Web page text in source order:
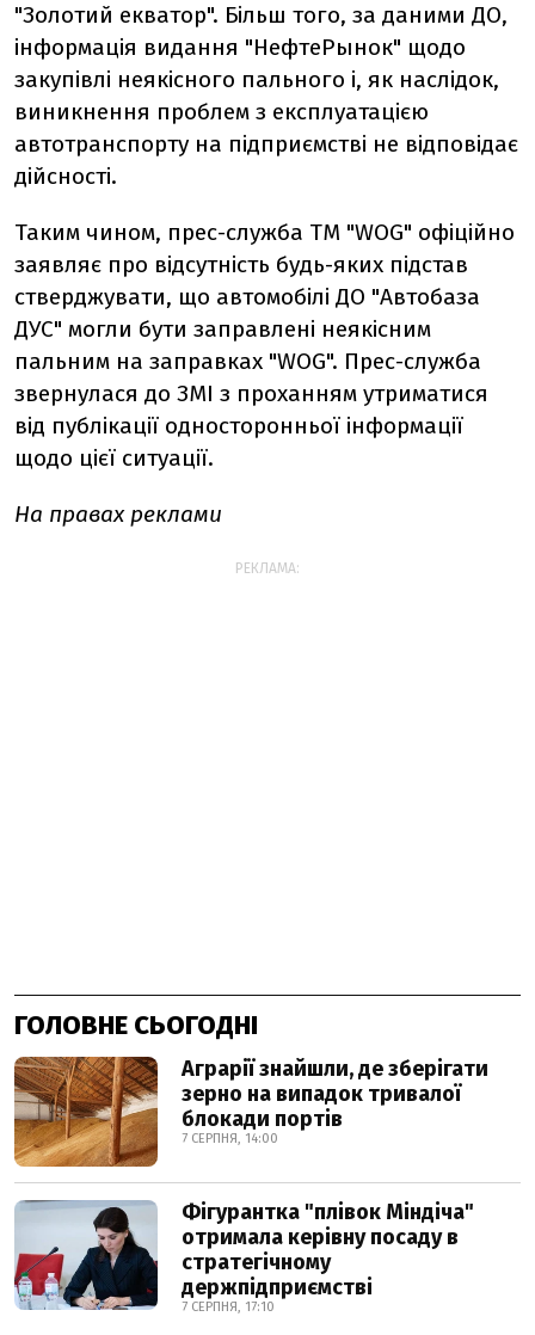
"Золотий екватор". Більш того, за даними ДО,
інформація видання "НефтеРынок" щодо
закупівлі неякісного пального і, як наслідок,
виникнення проблем з експлуатацією
автотранспорту на підприємстві не відповідає
дійсності.
Таким чином, прес-служба ТМ "WOG" офіційно
заявляє про відсутність будь-яких підстав
стверджувати, що автомобілі ДО "Автобаза
ДУС" могли бути заправлені неякісним
пальним на заправках "WOG". Прес-служба
звернулася до ЗМІ з проханням утриматися
від публікації односторонньої інформації
щодо цієї ситуації.
На правах реклами
РЕКЛАМА:
ГОЛОВНЕ СЬОГОДНІ
Аграрії знайшли, де зберігати
зерно на випадок тривалої
блокади портів
7 СЕРПНЯ, 14:00
Фігурантка "плівок Міндіча"
отримала керівну посаду в
стратегічному
держпідприємстві
7 СЕРПНЯ, 17:10